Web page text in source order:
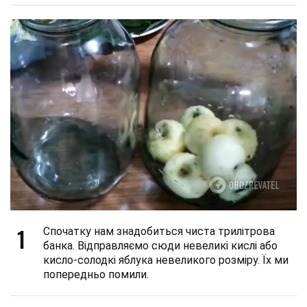
1
Спочатку нам знадобиться чиста трилітрова
банка. Відправляємо сюди невеликі кислі або
кисло-солодкі яблука невеликого розміру. Їх ми
попередньо помили.